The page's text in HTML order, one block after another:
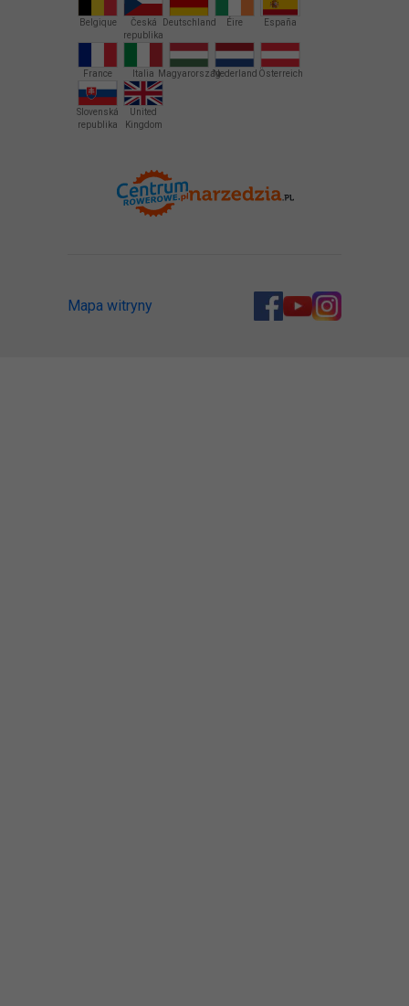
Belgique
Česká
republika
Deutschland Éire España
France Italia MagyarországNederland Österreich
Slovenská
republika
United
Kingdom
Mapa witryny